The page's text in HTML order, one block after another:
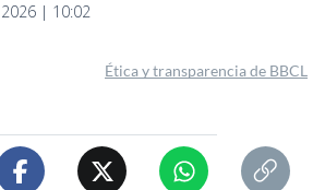
| 10:02
Ética y transparencia de BBCL